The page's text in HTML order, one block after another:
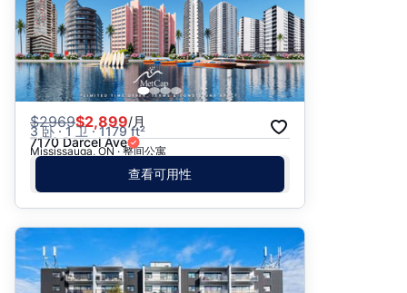
$2969$2,899/月
3 卧 · 1 卫 · 1179 ft²
7170 Darcel Ave
Mississauga, ON · 整间公寓
查看可用性